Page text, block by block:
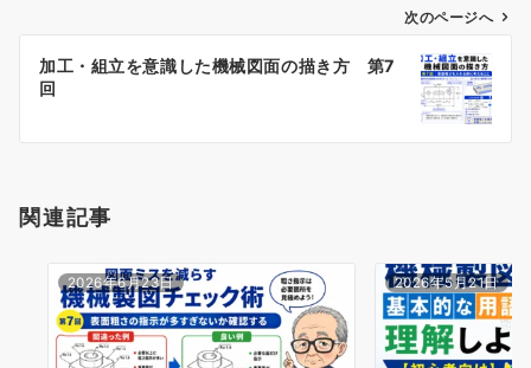
ン
次のページへ
加工・組立を意識した機械図面の描き方 第7
回
関連記事
2026年6月23日 2026年5月21日